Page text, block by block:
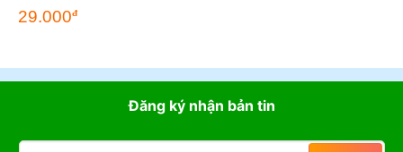
29.000đ
Đăng ký nhận bản tin